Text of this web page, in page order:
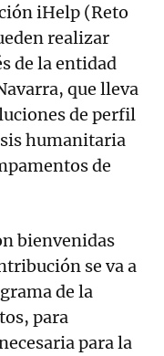
iHelp (Reto
realizar
de la entidad
que lleva
de perfil
humanitaria
de
bienvenidas
se va a
de la
para
para la